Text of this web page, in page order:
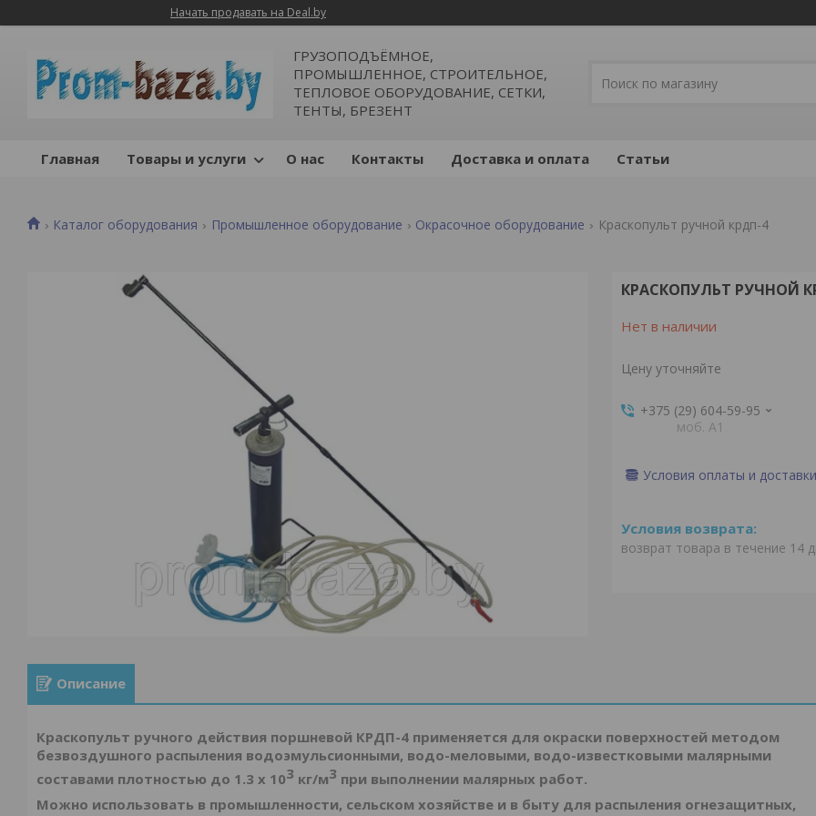
Начать продавать на Deal.by
ГРУЗОПОДЪЁМНОЕ,
ПРОМЫШЛЕННОЕ, СТРОИТЕЛЬНОЕ,
ТЕПЛОВОЕ ОБОРУДОВАНИЕ, СЕТКИ,
ТЕНТЫ, БРЕЗЕНТ
Главная Товары и услуги О нас Контакты Доставка и оплата Статьи
Каталог оборудования Промышленное оборудование Окрасочное оборудование Краскопульт ручной крдп-4
КРАСКОПУЛЬТ РУЧНОЙ
Нет в наличии
Цену уточняйте
+375 (29) 604-59-95
моб. A1
Условия оплаты и доставки
возврат товара в течение 14
Описание
Краскопульт ручного действия поршневой КРДП-4 применяется для окраски поверхностей методом
безвоздушного распыления водоэмульсионными, водо-меловыми, водо-известковыми малярными
составами плотностью до 1.3 х 103 кг/м3 при выполнении малярных работ.
Можно использовать в промышленности, сельском хозяйстве и в быту для распыления огнезащитных,